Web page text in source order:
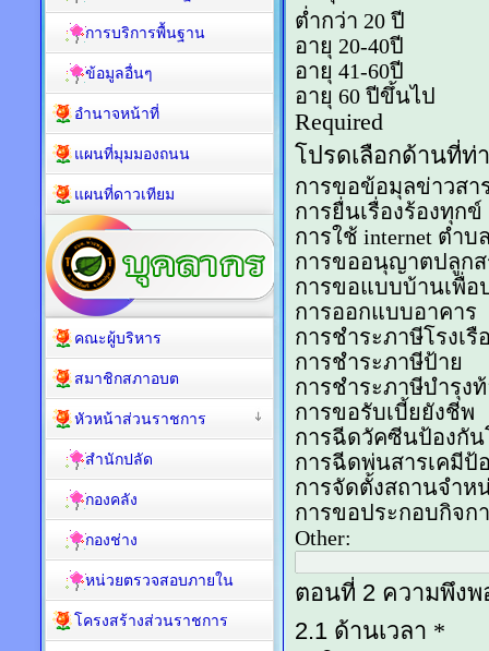
การบริการพื้นฐาน
ข้อมูลอื่นๆ
อำนาจหน้าที่
แผนที่มุมมองถนน
แผนที่ดาวเทียม
คณะผู้บริหาร
สมาชิกสภาอบต
หัวหน้าส่วนราชการ
สำนักปลัด
กองคลัง
กองช่าง
หน่วยตรวจสอบภายใน
โครงสร้างส่วนราชการ